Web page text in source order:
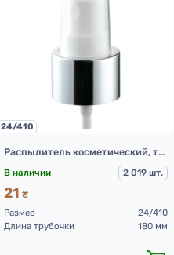
24/410
Распылитель косметический, туман, модель 205В, 24/410, гладкий, серебристый, 180 мм.
В наличии 2 019 шт.
21 ₴
Размер
24/410
Длина трубочки
180 мм